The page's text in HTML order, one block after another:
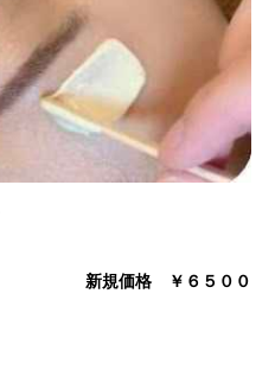
新規価格 ￥６５００